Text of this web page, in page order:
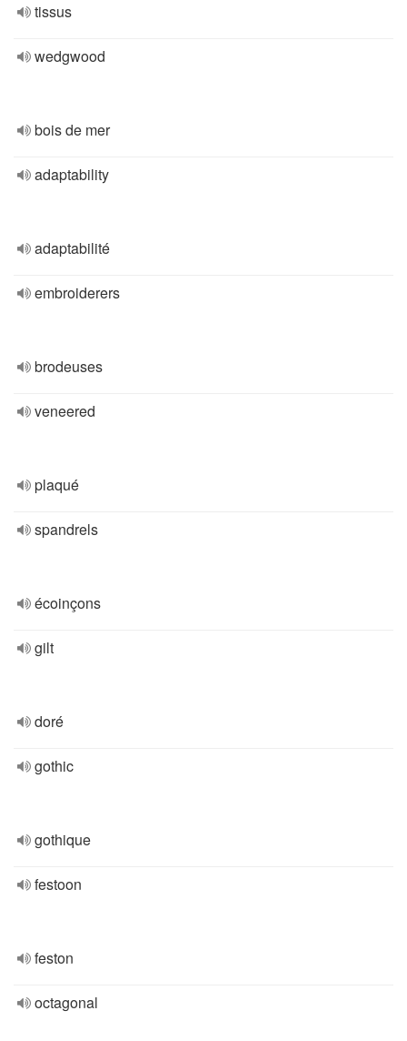
tissus
wedgwood
bois de mer
adaptability
adaptabilité
embroiderers
brodeuses
veneered
plaqué
spandrels
écoinçons
gilt
doré
gothic
gothique
festoon
feston
octagonal